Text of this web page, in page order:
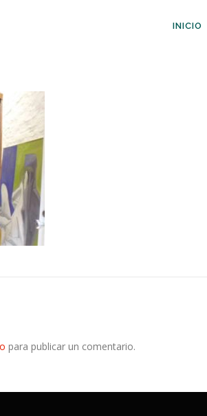
INICIO
para publicar un comentario.